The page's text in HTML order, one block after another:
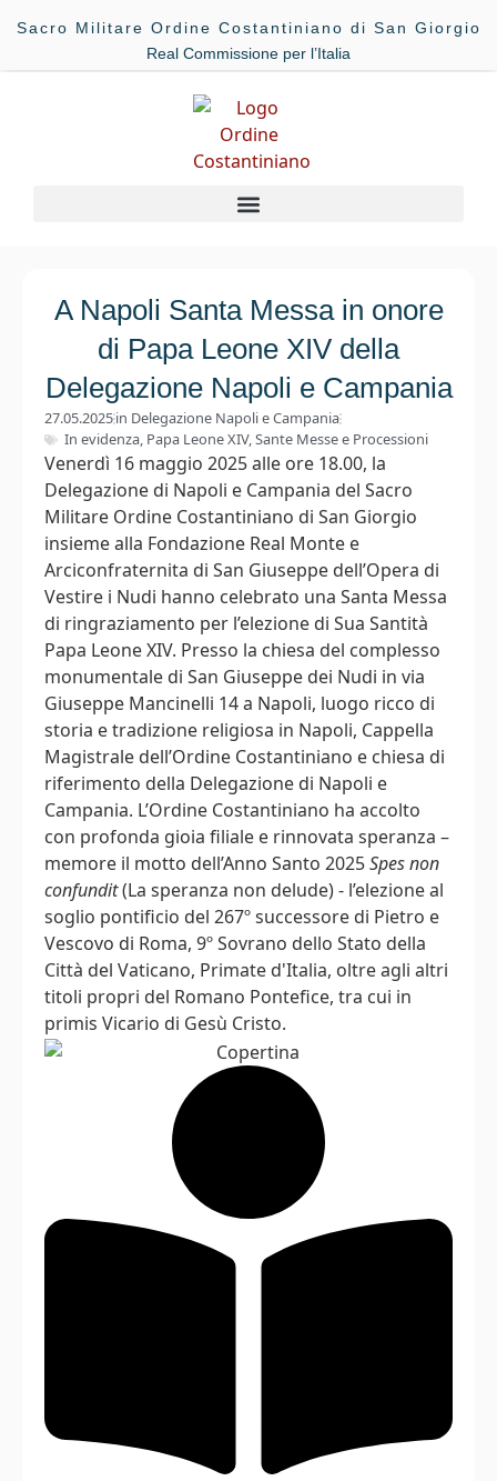
Sacro Militare Ordine Costantiniano di San Giorgio
Real Commissione per l’Italia
A Napoli Santa Messa in onore
di Papa Leone XIV della
Delegazione Napoli e Campania
27.05.2025in Delegazione Napoli e Campania
In evidenza, Papa Leone XIV,Sante Messe e Processioni
Venerdì 16 maggio 2025 alle ore 18.00, la
Delegazione di Napoli e Campania del Sacro
Militare Ordine Costantiniano di San Giorgio
insieme alla Fondazione Real Monte e
Arciconfraternita di San Giuseppe dell’Opera di
Vestire i Nudi hanno celebrato una Santa Messa
di ringraziamento per l’elezione di Sua Santità
Papa Leone XIV. Presso la chiesa del complesso
monumentale di San Giuseppe dei Nudi in via
Giuseppe Mancinelli 14 a Napoli, luogo ricco di
storia e tradizione religiosa in Napoli, Cappella
Magistrale dell’Ordine Costantiniano e chiesa di
riferimento della Delegazione di Napoli e
Campania. L’Ordine Costantiniano ha accolto
con profonda gioia filiale e rinnovata speranza –
memore il motto dell’Anno Santo 2025Spes non
confundit(La speranza non delude) - l’elezione al
soglio pontificio del 267º successore di Pietro e
Vescovo di Roma, 9º Sovrano dello Stato della
Città del Vaticano, Primate d'Italia, oltre agli altri
titoli propri del Romano Pontefice, tra cui in
primis Vicario di Gesù Cristo.